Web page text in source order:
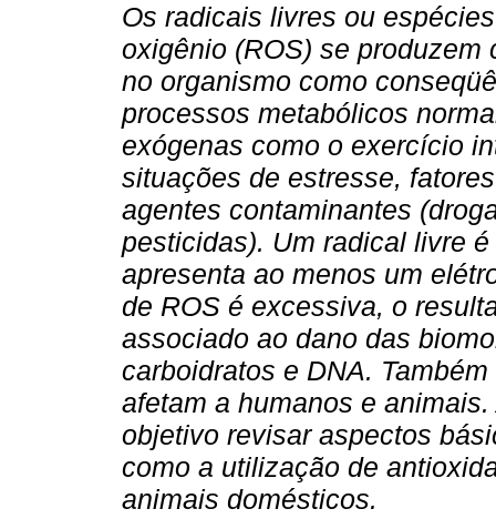
Os radicais livres ou
oxigênio (ROS) se produzem
no organismo como
processos metabólicos
exógenas como o exercício
situações de estresse,
agentes contaminantes
pesticidas). Um radical livre
apresenta ao menos um
de ROS é excessiva, o
associado ao dano das
carboidratos e DNA.
afetam a humanos e
objetivo revisar aspectos
como a utilização de
animais domésticos.